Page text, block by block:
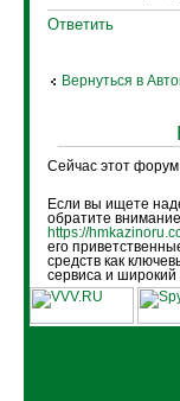
Ответить
Вернуться в
Сейчас этот форум
Если вы ищете
обратите
https://
его
средств как
сервиса и